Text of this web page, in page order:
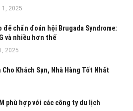
1, 2025
để chẩn đoán hội Brugada Syndrome:
và nhiều hơn thế
2025
Cho Khách Sạn, Nhà Hàng Tốt Nhất
phù hợp với các công ty du lịch